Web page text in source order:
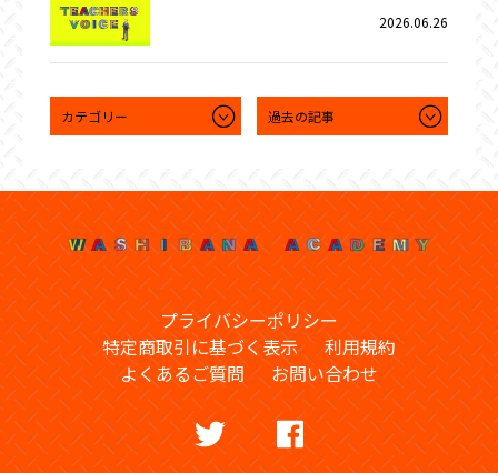
2026.06.26
プライバシーポリシー
特定商取引に基づく表示
利用規約
よくあるご質問
お問い合わせ